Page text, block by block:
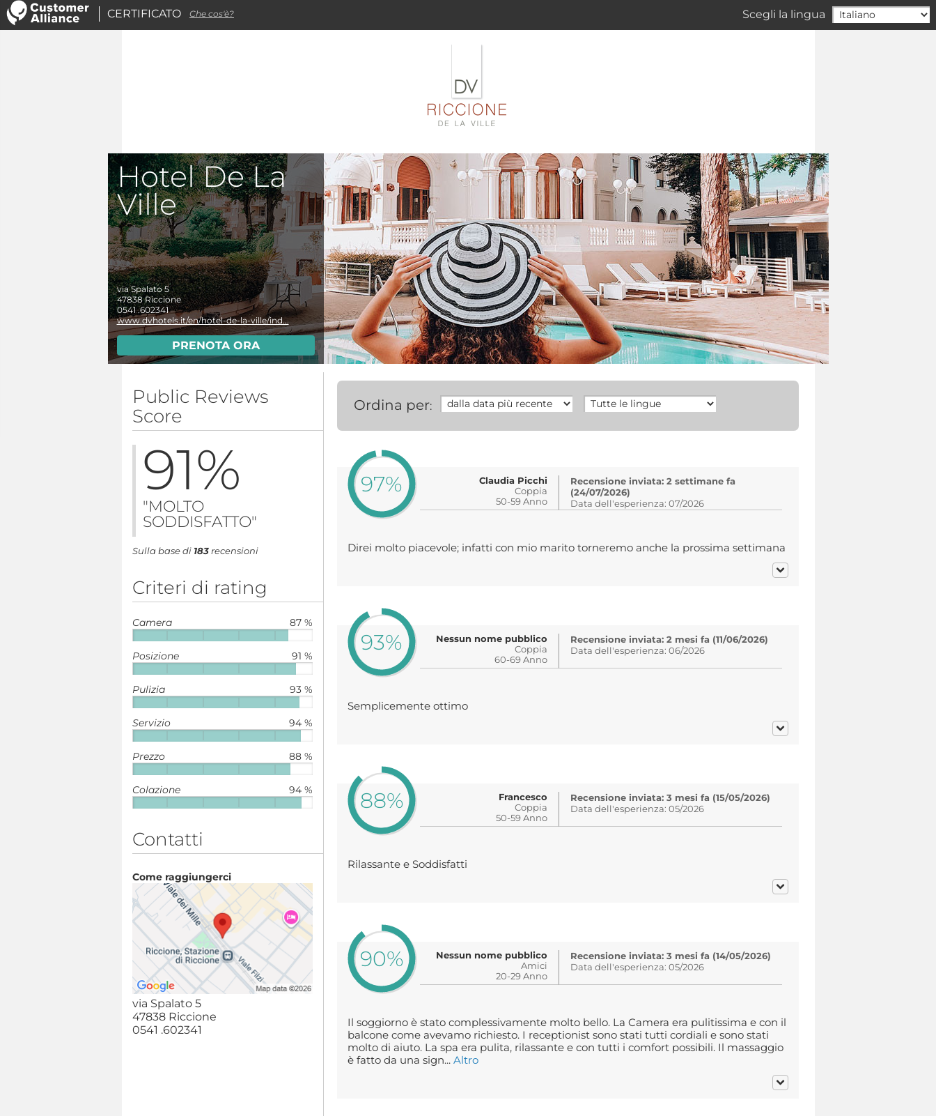
Scegli la lingua
Hotel De La
Ville
via Spalato 5
47838 Riccione
0541 .602341
www.dvhotels.it/en/hotel-de-la-ville/ind...
PRENOTA ORA
Public Reviews
Score
91%
"MOLTO
SODDISFATTO"
Sulla base di 183recensioni
Criteri di rating
87 %
Camera
91 %
Posizione
93 %
Pulizia
94 %
Servizio
88 %
Prezzo
94 %
Colazione
Contatti
Come raggiungerci
via Spalato 5
47838 Riccione
0541 .602341
Ordina per:
97%
Claudia Picchi
Coppia
50-59 Anno
Recensione inviata: 2 settimane fa
(24/07/2026)
Data dell'esperienza: 07/2026
Direi molto piacevole; infatti con mio marito torneremo anche la prossima settimana
93%
Nessun nome pubblico
Coppia
60-69 Anno
Recensione inviata: 2 mesi fa (11/06/2026)
Data dell'esperienza: 06/2026
Semplicemente ottimo
88%
Francesco
Coppia
50-59 Anno
Recensione inviata: 3 mesi fa (15/05/2026)
Data dell'esperienza: 05/2026
Rilassante e Soddisfatti
90%
Nessun nome pubblico
Amici
20-29 Anno
Recensione inviata: 3 mesi fa (14/05/2026)
Data dell'esperienza: 05/2026
Il soggiorno è stato complessivamente molto bello. La Camera era pulitissima e con il
balcone come avevamo richiesto. I receptionist sono stati tutti cordiali e sono stati
molto di aiuto. La spa era pulita, rilassante e con tutti i comfort possibili. Il massaggio
è fatto da una sign... Altro
CERTIFICATO Che cos'è?